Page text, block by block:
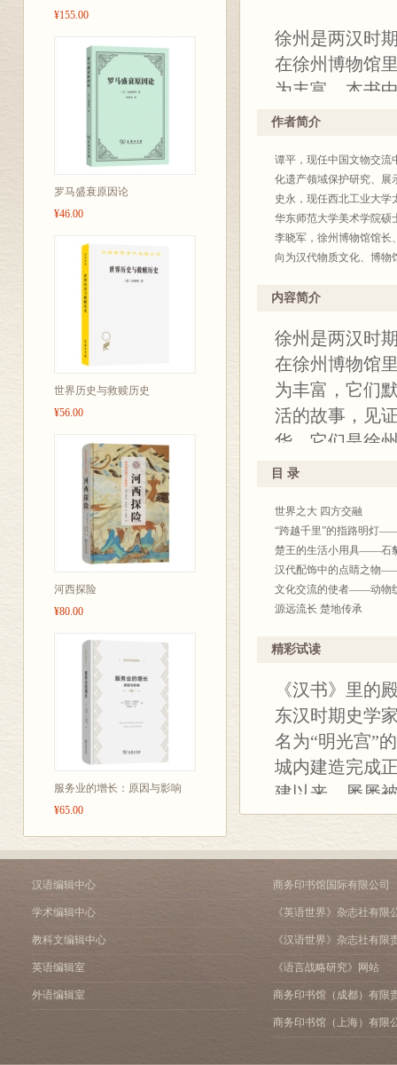
¥155.00
罗马盛衰原因论
¥46.00
世界历史与救赎历史
¥56.00
河西探险
¥80.00
服务业的增长：原因与影响
¥65.00
徐州是两汉时
在徐州博物馆
为丰富。本书
为五个主题，
又具有相通性
活、艺术美学
物，循着历史
和融合。
心设计和调整
博物馆的相关
本书采用锁线
耐读，不易散
携带、随时阅
的故事吧！
作者简介
谭平，现任中国文物交流
化遗产领域保护研究、展
史永，现任西北工业大学
华东师范大学美术学院硕
李晓军，徐州博物馆馆长
向为汉代物质文化、博物
内容简介
徐州是两汉时
在徐州博物馆
为丰富，它们
活的故事，见
华，它们是徐
本书中，编写
具有代表性的
文物知识点连
元的“面”。讲
域交流等，你
目 录
世界之大 四方交融
“跨越千里”的指路明灯
楚王的生活小用具——石
汉代配饰中的点睛之物
文化交流的使者——动物
源远流长 楚地传承
具有情感美学的饮酒器
盛世乐舞团——陶绕襟衣
汉代艺术 重生之梦
备受瞩目的中国玉棺——
汉代楚王的“身份证”——“
神秘楚王的永生幻术——
重生与高洁的象征——玉
君子文化听玉声——组玉
漆与陶的邂逅——彩绘漆
兵器上的美学——西汉错
军事美学的发明——韘形
西汉楚王的珍藏——铁甲
有“出厂证明”的兵器——“
参考文献
后记
精彩试读
《汉书》里
东汉时期史学
名为“明光宫”
城内建造完成
建以来，屡屡
皇帝刘邦在秦
安置在宫内，
说，曾经有一
位的汉成帝刘
《汉书·王莽
立新朝，将明
关于这座汉代
汉语编辑中心
学术编辑中心
教科文编辑中心
英语编辑室
外语编辑室
商务印书馆国际有限公司
《英语世界》杂志社有限
《汉语世界》杂志社有限
《语言战略研究》网站
商务印书馆（成都）有限
商务印书馆（上海）有限